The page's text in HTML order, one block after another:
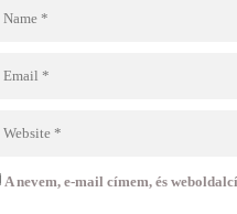
A nevem, e-mail címem, és